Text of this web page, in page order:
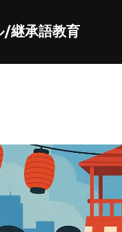
/継承語教育